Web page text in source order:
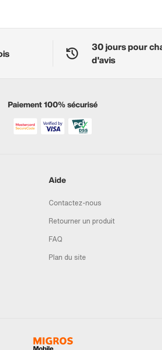
30 jours pour
d'avis
Paiement 100% sécurisé
Aide
Contactez-nous
Retourner un produit
FAQ
Plan du site